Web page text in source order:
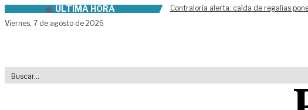
Skip to contentÚLTIMA HORA
Contraloría alerta: caída de regalías
Viernes, 7 de agosto de 2026